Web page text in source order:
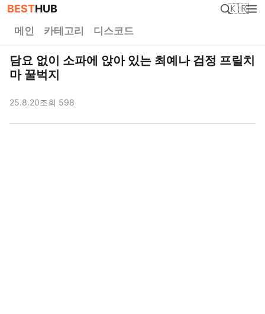
BESTHUB 🇰🇷
메인 카테고리 디스코드
담요 없이 소파에 앉아 있는 최예나 검정 프릴치
마 꿀벅지
25.8.20조회 598